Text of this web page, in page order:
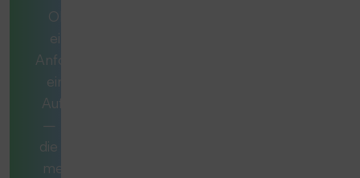
Ob es sich um
eine konkrete
Anforderung oder
eine komplexe
Aufgabe handelt
– manchmal ist
die ideale Lösung
mehr als nur ein